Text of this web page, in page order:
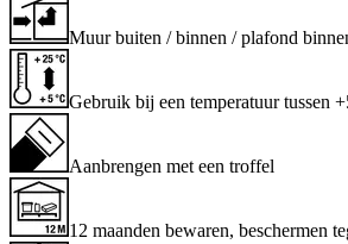
Muur buiten / binnen / plafond
Gebruik bij een temperatuur tussen
Aanbrengen met een troffel
12 maanden bewaren, beschermen